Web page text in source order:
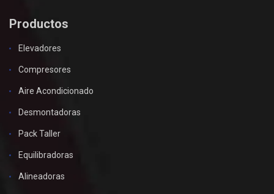
Productos
Elevadores
Compresores
Aire Acondicionado
Desmontadoras
Pack Taller
Equilibradoras
Alineadoras